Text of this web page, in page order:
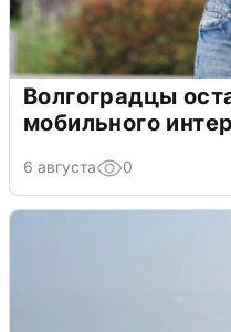
Волгоградцы
мобильного
6 августа 0